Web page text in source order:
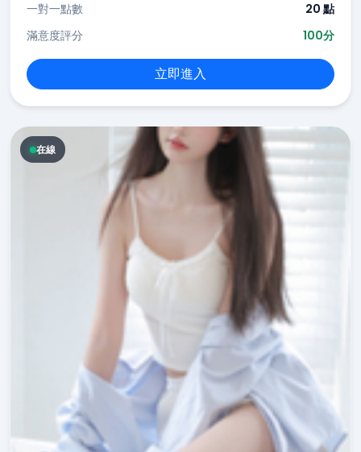
一對一點數
20 點
滿意度評分
100分
立即進入
在線